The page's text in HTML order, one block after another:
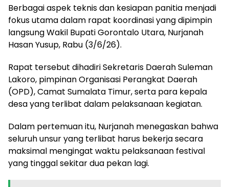
Berbagai aspek teknis dan kesiapan panitia menjadi
fokus utama dalam rapat koordinasi yang dipimpin
langsung Wakil Bupati Gorontalo Utara, Nurjanah
Hasan Yusup, Rabu (3/6/26).
Rapat tersebut dihadiri Sekretaris Daerah Suleman
Lakoro, pimpinan Organisasi Perangkat Daerah
(OPD), Camat Sumalata Timur, serta para kepala
desa yang terlibat dalam pelaksanaan kegiatan.
Dalam pertemuan itu, Nurjanah menegaskan bahwa
seluruh unsur yang terlibat harus bekerja secara
maksimal mengingat waktu pelaksanaan festival
yang tinggal sekitar dua pekan lagi.